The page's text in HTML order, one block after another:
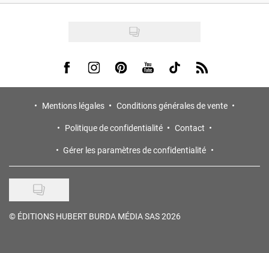
Visit us on Facebook
Visit us on Instagram
Visit us on Pinterest
Visit us on Youtube
Visit us on Tiktok
Visit us on Rss
Mentions légales
Conditions générales de vente
Politique de confidentialité
Contact
Gérer les paramètres de confidentialité
© ÉDITIONS HUBERT BURDA MÉDIA SAS 2026